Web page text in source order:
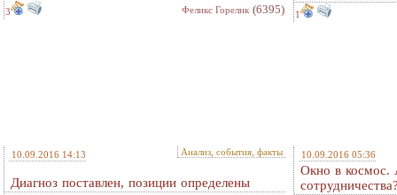
3 Феликс Горелик (6395) 1
10.09.2016 14:13 Анализ, события, факты
Диагноз поставлен, позиции определены
10.09.2016 05:36
Окно в космос.